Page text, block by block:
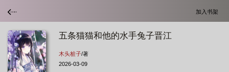
加入书架
五条猫猫和他的水手兔子晋江
木头桩子/著
2026-03-09